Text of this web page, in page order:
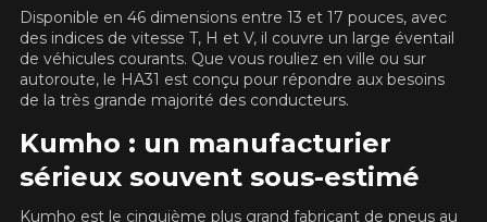
POUR UN TEMPS LIMITÉ SUR
CODE PROMORABAIS10
POUR UN TEMPS LIMITÉ SUR
PRODUITS SÉLECTIONNÉS.
MINIMUM DE 500$ AVANT TAXES.
Disponible en 46 dimensions entre 13 et 17 pouces, avec
des indices de vitesse T, H et V, il couvre un large éventail
de véhicules courants. Que vous rouliez en ville ou sur
autoroute, le HA31 est conçu pour répondre aux besoins
de la très grande majorité des conducteurs.
Kumho : un manufacturier
sérieux souvent sous-estimé
Kumho est le cinquième plus grand fabricant de pneus au
N'hésitez pas à contacter notre service
à la clientèle, qui se fera un plaisir de
rechercher des options pour votre
configuration.
*Attention cette dimension représente une possibilité
l'exactitude de l'information sur votre véhicule directement